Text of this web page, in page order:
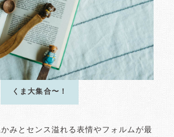
くま大集合〜！
みとセンス溢れる表情やフォルムが最